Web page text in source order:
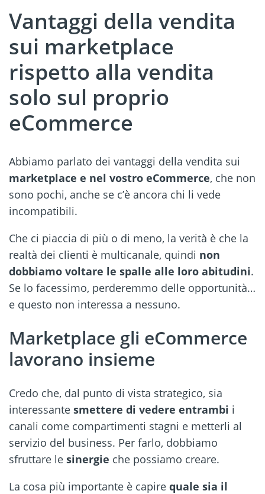
Vantaggi della vendita
sui marketplace
rispetto alla vendita
solo sul proprio
eCommerce
Abbiamo parlato dei vantaggi della vendita sui
marketplace e nel vostro eCommerce, che non
sono pochi, anche se c’è ancora chi li vede
incompatibili.
Che ci piaccia di più o di meno, la verità è che la
realtà dei clienti è multicanale, quindi non
dobbiamo voltare le spalle alle loro abitudini.
Se lo facessimo, perderemmo delle opportunità…
e questo non interessa a nessuno.
Marketplace gli eCommerce
lavorano insieme
Credo che, dal punto di vista strategico, sia
interessante smettere di vedere entrambi i
canali come compartimenti stagni e metterli al
servizio del business. Per farlo, dobbiamo
sfruttare le sinergie che possiamo creare.
La cosa più importante è capire quale sia il